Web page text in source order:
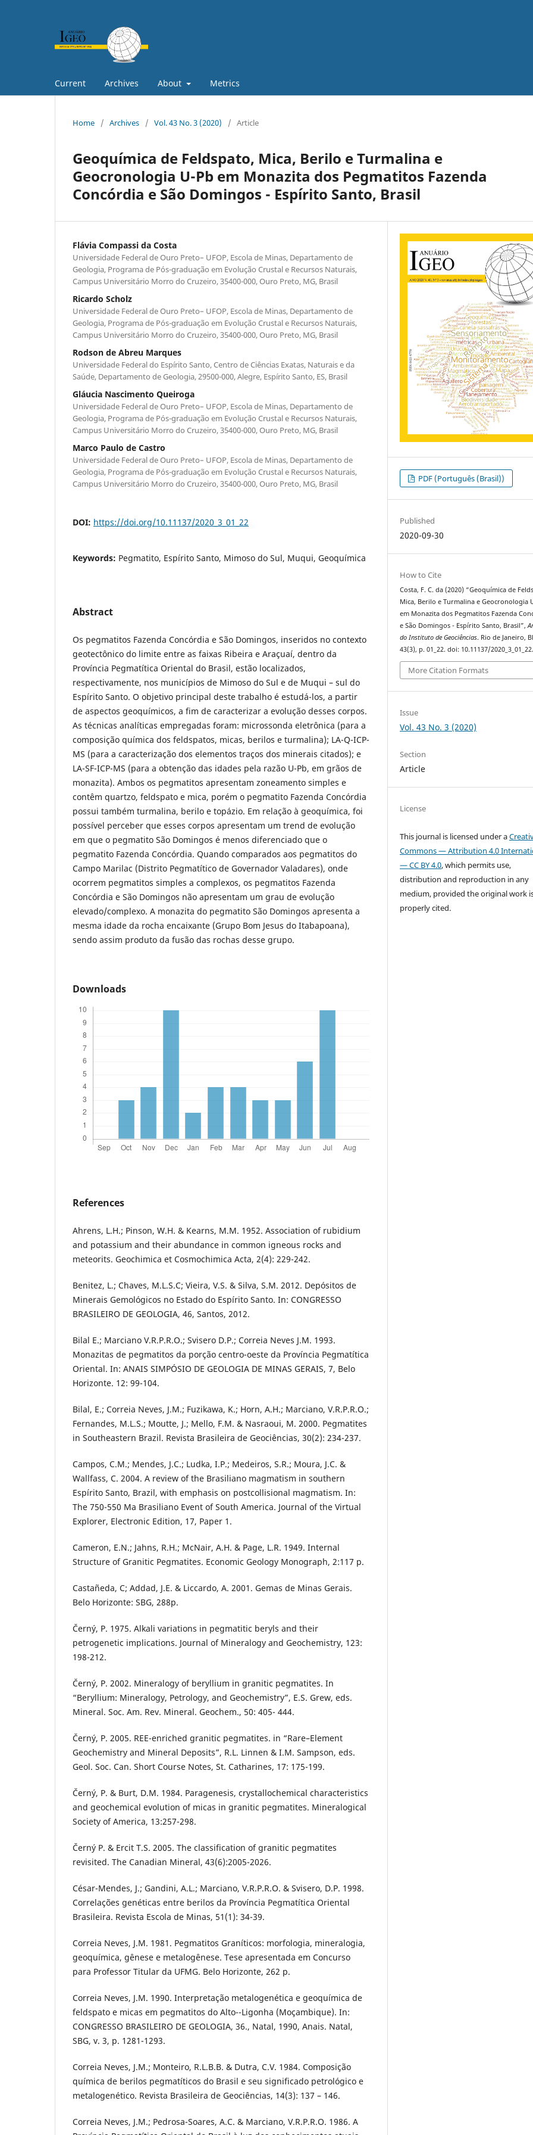
Current Archives About Metrics
Home / Archives / Vol. 43 No. 3 (2020) / Article
Geoquímica de Feldspato, Mica, Berilo e Turmalina e
Geocronologia U-Pb em Monazita dos Pegmatitos Fazenda
Concórdia e São Domingos - Espírito Santo, Brasil
Flávia Compassi da Costa
Universidade Federal de Ouro Preto– UFOP, Escola de Minas, Departamento de
Geologia, Programa de Pós-graduação em Evolução Crustal e Recursos Naturais,
Campus Universitário Morro do Cruzeiro, 35400-000, Ouro Preto, MG, Brasil
Ricardo Scholz
Universidade Federal de Ouro Preto– UFOP, Escola de Minas, Departamento de
Geologia, Programa de Pós-graduação em Evolução Crustal e Recursos Naturais,
Campus Universitário Morro do Cruzeiro, 35400-000, Ouro Preto, MG, Brasil
Rodson de Abreu Marques
Universidade Federal do Espírito Santo, Centro de Ciências Exatas, Naturais e da
Saúde, Departamento de Geologia, 29500-000, Alegre, Espírito Santo, ES, Brasil
Gláucia Nascimento Queiroga
Universidade Federal de Ouro Preto– UFOP, Escola de Minas, Departamento de
Geologia, Programa de Pós-graduação em Evolução Crustal e Recursos Naturais,
Campus Universitário Morro do Cruzeiro, 35400-000, Ouro Preto, MG, Brasil
Marco Paulo de Castro
Universidade Federal de Ouro Preto– UFOP, Escola de Minas, Departamento de
Geologia, Programa de Pós-graduação em Evolução Crustal e Recursos Naturais,
Campus Universitário Morro do Cruzeiro, 35400-000, Ouro Preto, MG, Brasil
DOI: https://doi.org/10.11137/2020_3_01_22
Keywords: Pegmatito, Espírito Santo, Mimoso do Sul, Muqui, Geoquímica
Abstract
Os pegmatitos Fazenda Concórdia e São Domingos, inseridos no contexto
geotectônico do limite entre as faixas Ribeira e Araçuaí, dentro da
Província Pegmatítica Oriental do Brasil, estão localizados,
respectivamente, nos municípios de Mimoso do Sul e de Muqui – sul do
Espírito Santo. O objetivo principal deste trabalho é estudá-los, a partir
de aspectos geoquímicos, a fim de caracterizar a evolução desses corpos.
As técnicas analíticas empregadas foram: microssonda eletrônica (para a
composição química dos feldspatos, micas, berilos e turmalina); LA-Q-ICP-
MS (para a caracterização dos elementos traços dos minerais citados); e
LA-SF-ICP-MS (para a obtenção das idades pela razão U-Pb, em grãos de
monazita). Ambos os pegmatitos apresentam zoneamento simples e
contêm quartzo, feldspato e mica, porém o pegmatito Fazenda Concórdia
possui também turmalina, berilo e topázio. Em relação à geoquímica, foi
possível perceber que esses corpos apresentam um trend de evolução
em que o pegmatito São Domingos é menos diferenciado que o
pegmatito Fazenda Concórdia. Quando comparados aos pegmatitos do
Campo Marilac (Distrito Pegmatítico de Governador Valadares), onde
ocorrem pegmatitos simples a complexos, os pegmatitos Fazenda
Concórdia e São Domingos não apresentam um grau de evolução
elevado/complexo. A monazita do pegmatito São Domingos apresenta a
mesma idade da rocha encaixante (Grupo Bom Jesus do Itabapoana),
sendo assim produto da fusão das rochas desse grupo.
Downloads
References
Ahrens, L.H.; Pinson, W.H. & Kearns, M.M. 1952. Association of rubidium
and potassium and their abundance in common igneous rocks and
meteorits. Geochimica et Cosmochimica Acta, 2(4): 229-242.
Benitez, L.; Chaves, M.L.S.C; Vieira, V.S. & Silva, S.M. 2012. Depósitos de
Minerais Gemológicos no Estado do Espírito Santo. In: CONGRESSO
BRASILEIRO DE GEOLOGIA, 46, Santos, 2012.
Bilal E.; Marciano V.R.P.R.O.; Svisero D.P.; Correia Neves J.M. 1993.
Monazitas de pegmatitos da porção centro-oeste da Província Pegmatítica
Oriental. In: ANAIS SIMPÓSIO DE GEOLOGIA DE MINAS GERAIS, 7, Belo
Horizonte. 12: 99-104.
Bilal, E.; Correia Neves, J.M.; Fuzikawa, K.; Horn, A.H.; Marciano, V.R.P.R.O.;
Fernandes, M.L.S.; Moutte, J.; Mello, F.M. & Nasraoui, M. 2000. Pegmatites
in Southeastern Brazil. Revista Brasileira de Geociências, 30(2): 234-237.
Campos, C.M.; Mendes, J.C.; Ludka, I.P.; Medeiros, S.R.; Moura, J.C. &
Wallfass, C. 2004. A review of the Brasiliano magmatism in southern
Espírito Santo, Brazil, with emphasis on postcollisional magmatism. In:
The 750-550 Ma Brasiliano Event of South America. Journal of the Virtual
Explorer, Electronic Edition, 17, Paper 1.
Cameron, E.N.; Jahns, R.H.; McNair, A.H. & Page, L.R. 1949. Internal
Structure of Granitic Pegmatites. Economic Geology Monograph, 2:117 p.
Castañeda, C; Addad, J.E. & Liccardo, A. 2001. Gemas de Minas Gerais.
Belo Horizonte: SBG, 288p.
Černý, P. 1975. Alkali variations in pegmatitic beryls and their
petrogenetic implications. Journal of Mineralogy and Geochemistry, 123:
198-212.
Černý, P. 2002. Mineralogy of beryllium in granitic pegmatites. In
“Beryllium: Mineralogy, Petrology, and Geochemistry”, E.S. Grew, eds.
Mineral. Soc. Am. Rev. Mineral. Geochem., 50: 405- 444.
Černý, P. 2005. REE-enriched granitic pegmatites. in “Rare–Element
Geochemistry and Mineral Deposits”, R.L. Linnen & I.M. Sampson, eds.
Geol. Soc. Can. Short Course Notes, St. Catharines, 17: 175-199.
Černý, P. & Burt, D.M. 1984. Paragenesis, crystallochemical characteristics
and geochemical evolution of micas in granitic pegmatites. Mineralogical
Society of America, 13:257-298.
Černý P. & Ercit T.S. 2005. The classification of granitic pegmatites
revisited. The Canadian Mineral, 43(6):2005-2026.
César-Mendes, J.; Gandini, A.L.; Marciano, V.R.P.R.O. & Svisero, D.P. 1998.
Correlações genéticas entre berilos da Província Pegmatítica Oriental
Brasileira. Revista Escola de Minas, 51(1): 34-39.
Correia Neves, J.M. 1981. Pegmatitos Graníticos: morfologia, mineralogia,
geoquímica, gênese e metalogênese. Tese apresentada em Concurso
para Professor Titular da UFMG. Belo Horizonte, 262 p.
Correia Neves, J.M. 1990. Interpretação metalogenética e geoquímica de
feldspato e micas em pegmatitos do Alto--Ligonha (Moçambique). In:
CONGRESSO BRASILEIRO DE GEOLOGIA, 36., Natal, 1990, Anais. Natal,
SBG, v. 3, p. 1281-1293.
Correia Neves, J.M.; Monteiro, R.L.B.B. & Dutra, C.V. 1984. Composição
química de berilos pegmatíticos do Brasil e seu significado petrológico e
metalogenético. Revista Brasileira de Geociências, 14(3): 137 – 146.
Correia Neves, J.M.; Pedrosa-Soares, A.C. & Marciano, V.R.P.R.O. 1986. A
PDF (Português (Brasil))
Published
2020-09-30
How to Cite
Costa, F. C. da (2020) “Geoquímica de
Mica, Berilo e Turmalina e Geocronologia
em Monazita dos Pegmatitos Fazenda
e São Domingos - Espírito Santo, Brasil”,
do Instituto de Geociências. Rio de Janeiro,
43(3), p. 01_22. doi: 10.11137/2020_3_01_22.
More Citation Formats
Issue
Vol. 43 No. 3 (2020)
Section
Article
License
This journal is licensed under a
Commons — Attribution 4.0
— CC BY 4.0, which permits use,
distribution and reproduction in any
medium, provided the original work
properly cited.